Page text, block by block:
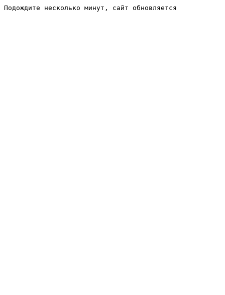
Подождите несколько минут, сайт обновляется